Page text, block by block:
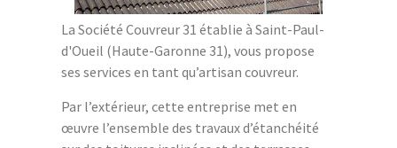
La Société Couvreur 31 établie à Saint-Paul-
d'Oueil (Haute-Garonne 31), vous propose
ses services en tant qu’artisan couvreur.
Par l’extérieur, cette entreprise met en
œuvre l’ensemble des travaux d’étanchéité